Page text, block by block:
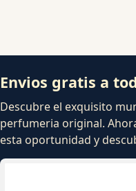
Envios gratis a
Descubre el exquisito
perfumeria original.
esta oportunidad y